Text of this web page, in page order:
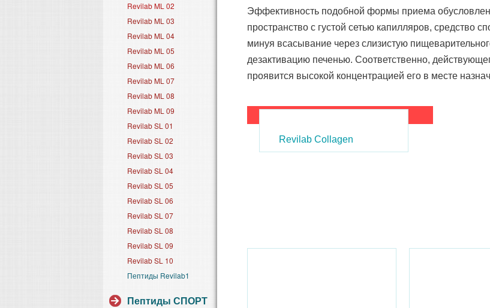
Revilab ML 02
Revilab ML 03
Revilab ML 04
Revilab ML 05
Revilab ML 06
Revilab ML 07
Revilab ML 08
Revilab ML 09
Revilab SL 01
Revilab SL 02
Revilab SL 03
Revilab SL 04
Revilab SL 05
Revilab SL 06
Revilab SL 07
Revilab SL 08
Revilab SL 09
Revilab SL 10
Пептиды Revilab1
Пептиды СПОРТ
Эффективность подобной формы приема
пространство с густой сетью капилляров, средство
минуя всасывание через слизистую
дезактивацию печенью. Соответственно,
проявится высокой концентрацией его в месте
Revilab Collagen